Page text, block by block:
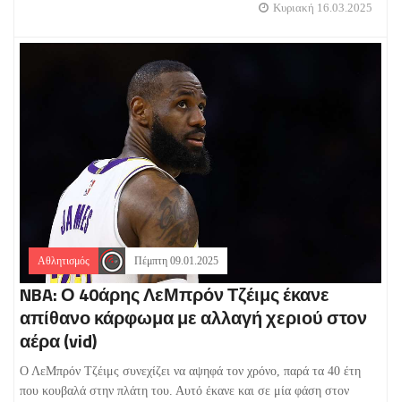
Κυριακή 16.03.2025
Αθλητισμός Πέμπτη 09.01.2025
NBA: Ο 40άρης ΛεΜπρόν Τζέιμς έκανε
απίθανο κάρφωμα με αλλαγή χεριού στον
αέρα (vid)
Ο ΛεΜπρόν Τζέιμς συνεχίζει να αψηφά τον χρόνο, παρά τα 40 έτη
που κουβαλά στην πλάτη του. Αυτό έκανε και σε μία φάση στον